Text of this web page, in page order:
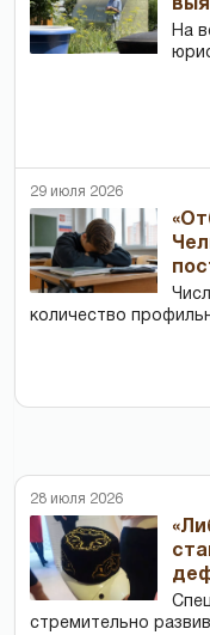
На
29 июля 2026
количество
28 июля 2026
стремительно